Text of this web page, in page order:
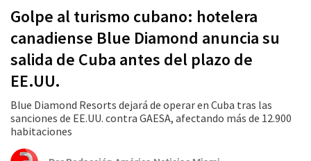
Golpe al turismo cubano: hotelera
canadiense Blue Diamond anuncia su
salida de Cuba antes del plazo de
EE.UU.
Blue Diamond Resorts dejará de operar en Cuba tras las
sanciones de EE.UU. contra GAESA, afectando más de 12.900
habitaciones